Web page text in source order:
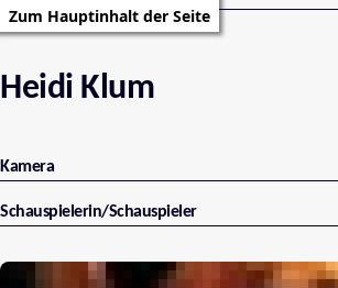
Zum Hauptinhalt der Seite
Heidi Klum
Kamera
Schauspielerin/Schauspieler